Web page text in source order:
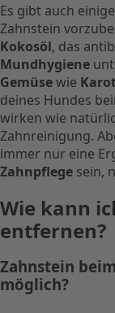
Es gibt auch einige
Zahnstein
Kokosöl, das
Mundhygiene
Gemüsewie
deines Hundes
wirken wie
Zahnreinigung.
immer nur eine
Zahnpflege sein,
Wie kann
entfernen?
Zahnstein
möglich?